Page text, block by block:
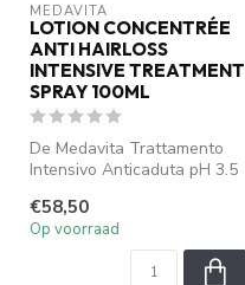
MEDAVITA
LOTION CONCENTRÉE
ANTI HAIRLOSS
INTENSIVE TREATMENT
SPRAY 100ML
De Medavita Trattamento
Intensivo Anticaduta pH 3.5
intensie...
€58,50
Op voorraad